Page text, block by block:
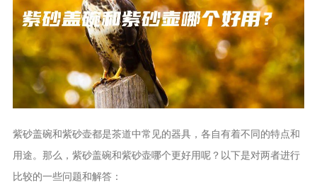
紫砂盖碗和紫砂壶都是茶道中常见的器具，各自有着不同的特点和
用途。那么，紫砂盖碗和紫砂壶哪个更好用呢？以下是对两者进行
比较的一些问题和解答：
茶品
饮茶技巧
茶叶品种和
类别
花茶
茶叶生产和